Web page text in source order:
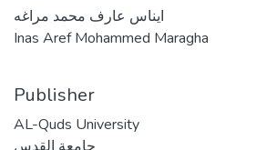
ايناس عارف محمد مراغه
Inas Aref Mohammed Maragha
Publisher
AL-Quds University